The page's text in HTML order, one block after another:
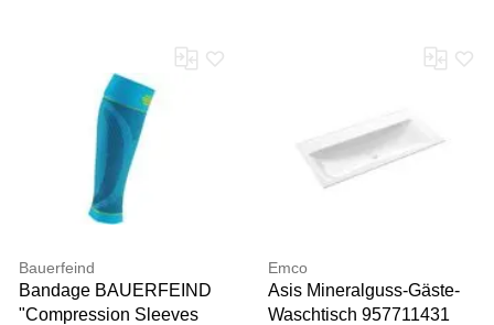
Bauerfeind
Bandage BAUERFEIND
"Compression Sleeves
Emco
Asis Mineralguss-Gäste-
Waschtisch 957711431